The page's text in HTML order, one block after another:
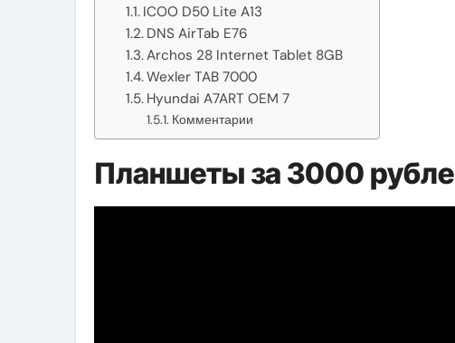
ICOO D50 Lite A13
DNS AirTab E76
Archos 28 Internet Tablet 8GB
Wexler TAB 7000
Hyundai A7ART OEM 7
Комментарии
Планшеты за 3000